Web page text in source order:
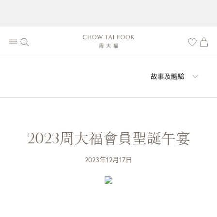
故事及體驗
2023周大福會員聖誕午宴
2023年12月17日